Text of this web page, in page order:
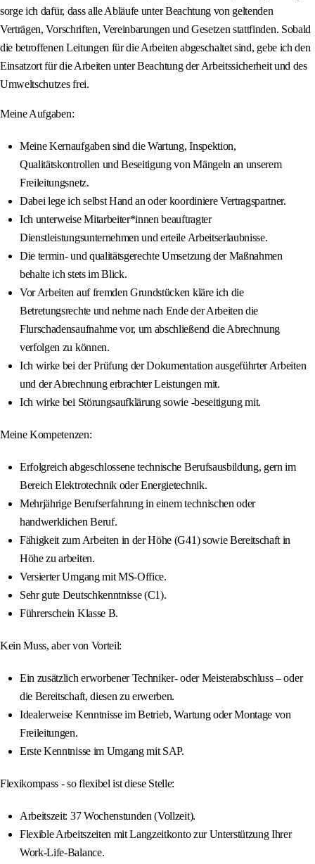
sorge ich dafür, dass alle Abläufe unter Beachtung von geltenden
Verträgen, Vorschriften, Vereinbarungen und Gesetzen stattfinden. Sobald
die betroffenen Leitungen für die Arbeiten abgeschaltet sind, gebe ich den
Einsatzort für die Arbeiten unter Beachtung der Arbeitssicherheit und des
Umweltschutzes frei.
Meine Aufgaben:
Meine Kernaufgaben sind die Wartung, Inspektion,
Qualitätskontrollen und Beseitigung von Mängeln an unserem
Freileitungsnetz.
Dabei lege ich selbst Hand an oder koordiniere Vertragspartner.
Ich unterweise Mitarbeiter*innen beauftragter
Dienstleistungsunternehmen und erteile Arbeitserlaubnisse.
Die termin- und qualitätsgerechte Umsetzung der Maßnahmen
behalte ich stets im Blick.
Vor Arbeiten auf fremden Grundstücken kläre ich die
Betretungsrechte und nehme nach Ende der Arbeiten die
Flurschadensaufnahme vor, um abschließend die Abrechnung
verfolgen zu können.
Ich wirke bei der Prüfung der Dokumentation ausgeführter Arbeiten
und der Abrechnung erbrachter Leistungen mit.
Ich wirke bei Störungsaufklärung sowie -beseitigung mit.
Meine Kompetenzen:
Erfolgreich abgeschlossene technische Berufsausbildung, gern im
Bereich Elektrotechnik oder Energietechnik.
Mehrjährige Berufserfahrung in einem technischen oder
handwerklichen Beruf.
Fähigkeit zum Arbeiten in der Höhe (G41) sowie Bereitschaft in
Höhe zu arbeiten.
Versierter Umgang mit MS-Office.
Sehr gute Deutschkenntnisse (C1).
Führerschein Klasse B.
Kein Muss, aber von Vorteil:
Ein zusätzlich erworbener Techniker- oder Meisterabschluss – oder
die Bereitschaft, diesen zu erwerben.
Idealerweise Kenntnisse im Betrieb, Wartung oder Montage von
Freileitungen.
Erste Kenntnisse im Umgang mit SAP.
Flexikompass - so flexibel ist diese Stelle:
Arbeitszeit: 37 Wochenstunden (Vollzeit).
Flexible Arbeitszeiten mit Langzeitkonto zur Unterstützung Ihrer
Work-Life-Balance.